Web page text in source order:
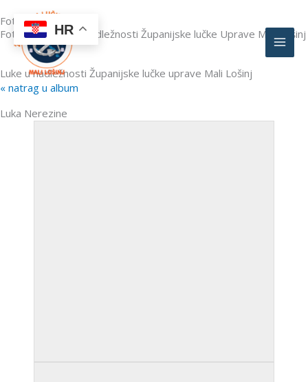
to
content
Foto galerija
Fotografije luka u nadležnosti Županijske lučke Uprave Mali Lošinj
Luke u nadležnosti Županijske lučke uprave Mali Lošinj
« natrag u album
Luka Nerezine
HR